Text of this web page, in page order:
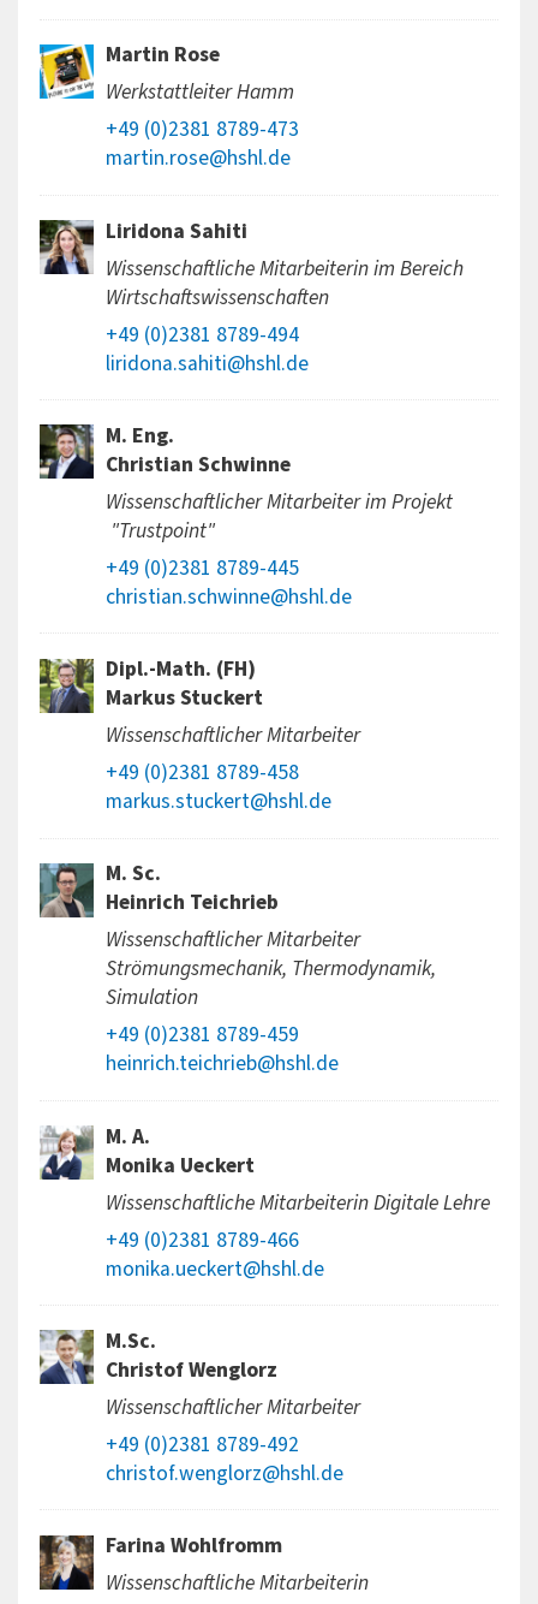
Martin Rose
Werkstattleiter Hamm
+49 (0)2381 8789-473
martin.rose@hshl.de
Liridona Sahiti
Wissenschaftliche Mitarbeiterin im Bereich
Wirtschaftswissenschaften
+49 (0)2381 8789-494
liridona.sahiti@hshl.de
M. Eng.
Christian Schwinne
Wissenschaftlicher Mitarbeiter im Projekt
"Trustpoint"
+49 (0)2381 8789-445
christian.schwinne@hshl.de
Dipl.-Math. (FH)
Markus Stuckert
Wissenschaftlicher Mitarbeiter
+49 (0)2381 8789-458
markus.stuckert@hshl.de
M. Sc.
Heinrich Teichrieb
Wissenschaftlicher Mitarbeiter
Strömungsmechanik, Thermodynamik,
Simulation
+49 (0)2381 8789-459
heinrich.teichrieb@hshl.de
M. A.
Monika Ueckert
Wissenschaftliche Mitarbeiterin Digitale Lehre
+49 (0)2381 8789-466
monika.ueckert@hshl.de
M.Sc.
Christof Wenglorz
Wissenschaftlicher Mitarbeiter
+49 (0)2381 8789-492
christof.wenglorz@hshl.de
Farina Wohlfromm
Wissenschaftliche Mitarbeiterin